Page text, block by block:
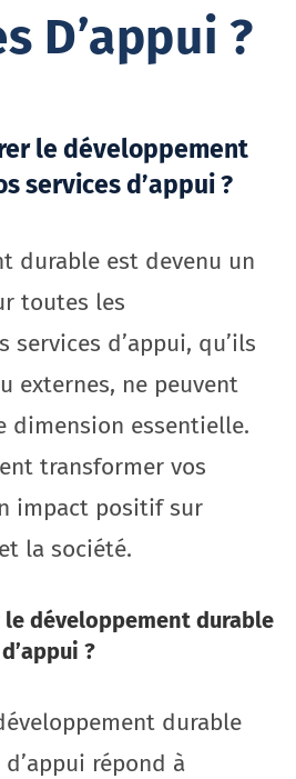
D’appui ?
le développement
services d’appui ?
durable est devenu un
toutes les
services d’appui, qu’ils
externes, ne peuvent
dimension essentielle.
transformer vos
impact positif sur
la société.
développement durable
?
durable
répond à